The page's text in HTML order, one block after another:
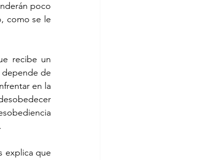
poco
como se le
recibe un
de
en la
explica que